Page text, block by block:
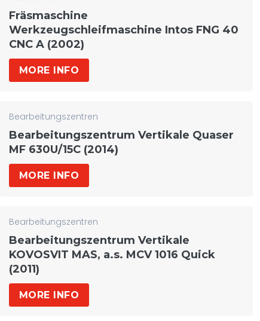
Fräsmaschine
Werkzeugschleifmaschine Intos FNG 40
CNC A (2002)
MORE INFO
Bearbeitungszentren
Bearbeitungszentrum Vertikale Quaser
MF 630U/15C (2014)
MORE INFO
Bearbeitungszentren
Bearbeitungszentrum Vertikale
KOVOSVIT MAS, a.s. MCV 1016 Quick
(2011)
MORE INFO